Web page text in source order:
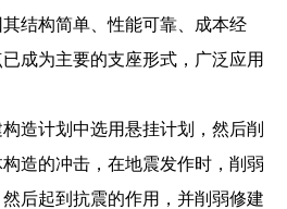
结构简单、性能可靠、成本经
成为主要的支座形式，广泛应用
造计划中选用悬挂计划，然后削
造的冲击，在地震发作时，削弱
后起到抗震的作用，并削弱修建